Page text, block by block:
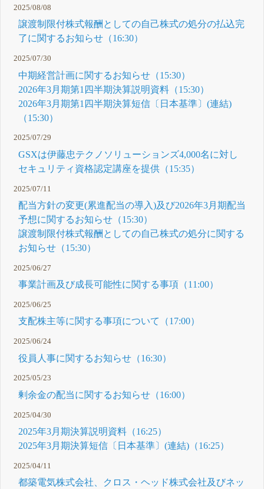
2025/08/08
譲渡制限付株式報酬としての自己株式の処分の払込完
了に関するお知らせ（16:30）
2025/07/30
中期経営計画に関するお知らせ（15:30）
2026年3月期第1四半期決算説明資料（15:30）
2026年3月期第1四半期決算短信〔日本基準〕(連結)
（15:30）
2025/07/29
GSXは伊藤忠テクノソリューションズ4,000名に対し
セキュリティ資格認定講座を提供（15:35）
2025/07/11
配当方針の変更(累進配当の導入)及び2026年3月期配当
予想に関するお知らせ（15:30）
譲渡制限付株式報酬としての自己株式の処分に関する
お知らせ（15:30）
2025/06/27
事業計画及び成長可能性に関する事項（11:00）
2025/06/25
支配株主等に関する事項について（17:00）
2025/06/24
役員人事に関するお知らせ（16:30）
2025/05/23
剰余金の配当に関するお知らせ（16:00）
2025/04/30
2025年3月期決算説明資料（16:25）
2025年3月期決算短信〔日本基準〕(連結)（16:25）
2025/04/11
都築電気株式会社、クロス・ヘッド株式会社及びネッ